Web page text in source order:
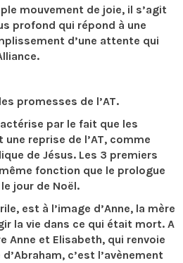
mouvement de joie, il s’agit
profond qui répond à une
d’une attente qui
promesses de l’AT.
par le fait que les
reprise de l’AT, comme
de Jésus. Les 3 premiers
fonction que le prologue
jour de Noël.
est à l’image d’Anne, la mère
la vie dans ce qui était mort. A
Anne et Elisabeth, qui renvoie
c’est l’avènement